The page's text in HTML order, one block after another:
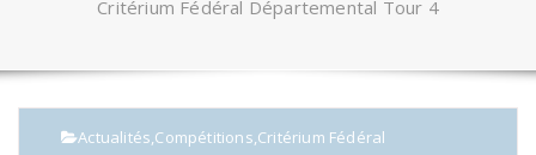
Critérium Fédéral Départemental Tour 4
Actualités,Compétitions,Critérium Fédéral